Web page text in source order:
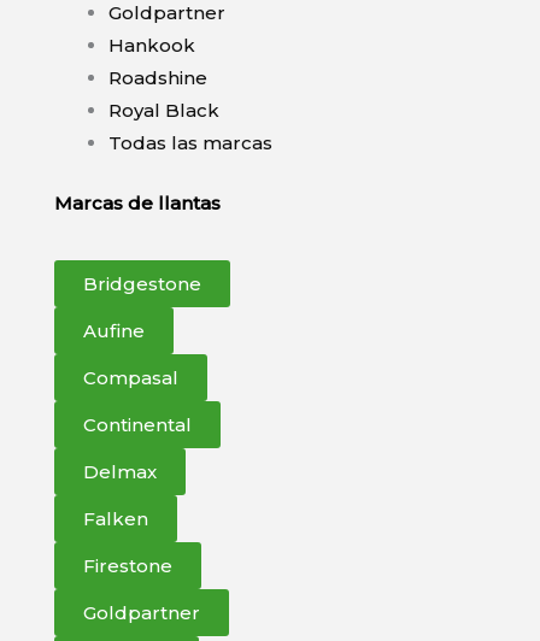
Goldpartner
Hankook
Roadshine
Royal Black
Todas las marcas
Marcas de llantas
Bridgestone
Aufine
Compasal
Continental
Delmax
Falken
Firestone
Goldpartner